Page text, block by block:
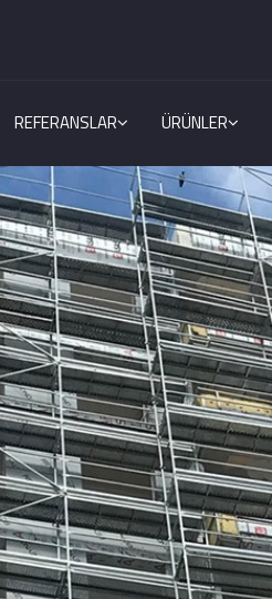
REFERANSLAR ÜRÜNLER